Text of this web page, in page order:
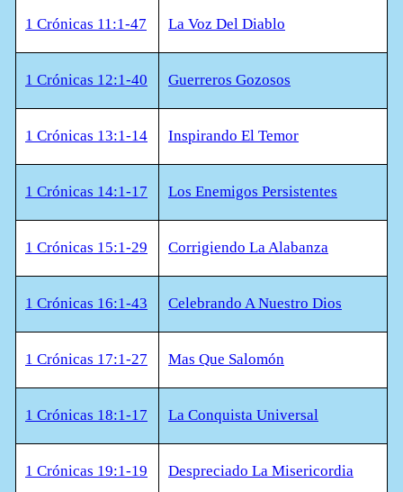
1 Crónicas 11:1-47 La Voz Del Diablo
1 Crónicas 12:1-40 Guerreros Gozosos
1 Crónicas 13:1-14 Inspirando El Temor
1 Crónicas 14:1-17 Los Enemigos Persistentes
1 Crónicas 15:1-29 Corrigiendo La Alabanza
1 Crónicas 16:1-43 Celebrando A Nuestro Dios
1 Crónicas 17:1-27 Mas Que Salomón
1 Crónicas 18:1-17 La Conquista Universal
1 Crónicas 19:1-19 Despreciado La Misericordia